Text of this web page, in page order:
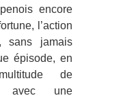
encore
l’action
sans jamais
épisode, en
de
avec une